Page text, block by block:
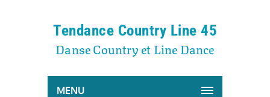
Tendance Country Line 45
Danse Country et Line Dance
MENU